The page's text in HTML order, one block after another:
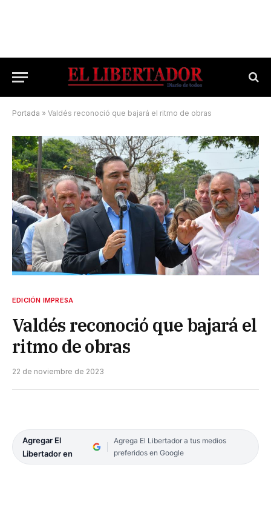
Portada » Valdés reconoció que bajará el ritmo de obras
EDICIÓN IMPRESA
Valdés reconoció que bajará el
ritmo de obras
22 de noviembre de 2023
Agregar El
Libertador en
Agrega El Libertador a tus medios
preferidos en Google